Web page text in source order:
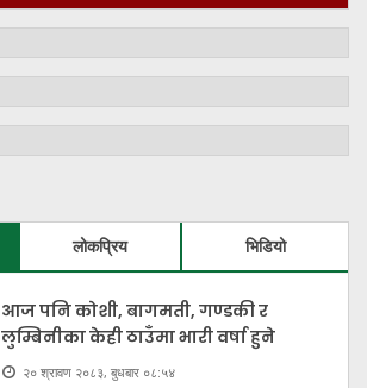
लोकप्रिय भिडियो
आज पनि कोशी, बागमती, गण्डकी र
लुम्बिनीका केही ठाउँमा भारी वर्षा हुने
२० श्रावण २०८३, बुधबार ०८:५४